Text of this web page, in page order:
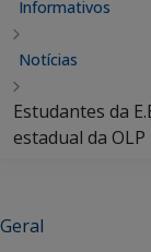
Informativos
Notícias
Estudantes da
estadual da OLP
Geral